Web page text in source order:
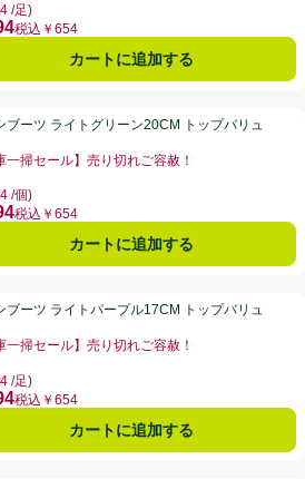
/足)
税込￥654
カートに追加する
20CM トップバリュ
0.0点。
ブーツ ライトグリーン20CM トップバリュ
一掃セール】売り切れご容赦！
/個)
税込￥654
カートに追加する
17CM トップバリュ
0.0点。
ブーツ ライトパープル17CM トップバリュ
一掃セール】売り切れご容赦！
/足)
税込￥654
カートに追加する